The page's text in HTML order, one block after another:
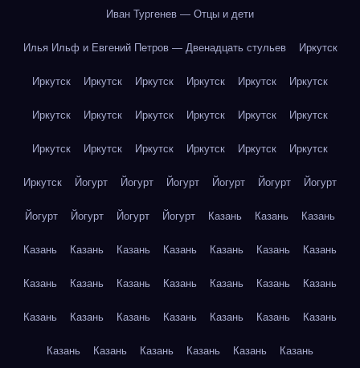
Иван Тургенев — Отцы и дети
Илья Ильф и Евгений Петров — Двенадцать стульев Иркутск
Иркутск Иркутск Иркутск Иркутск Иркутск Иркутск
Иркутск Иркутск Иркутск Иркутск Иркутск Иркутск
Иркутск Иркутск Иркутск Иркутск Иркутск Иркутск
Иркутск Йогурт Йогурт Йогурт Йогурт Йогурт Йогурт
Йогурт Йогурт Йогурт Йогурт Казань Казань Казань
Казань Казань Казань Казань Казань Казань Казань
Казань Казань Казань Казань Казань Казань Казань
Казань Казань Казань Казань Казань Казань Казань
Казань Казань Казань Казань Казань Казань